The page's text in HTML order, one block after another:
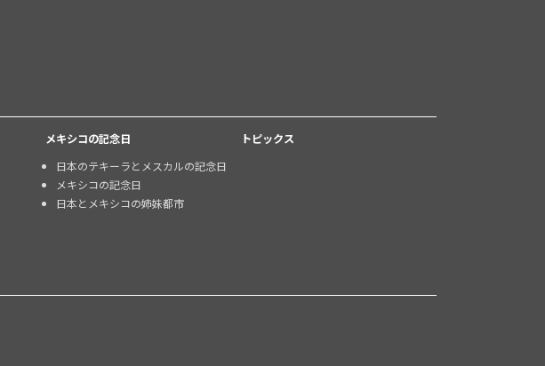
メキシコの記念日
日本のテキーラとメスカルの記念日
メキシコの記念日
日本とメキシコの姉妹都市
トピックス